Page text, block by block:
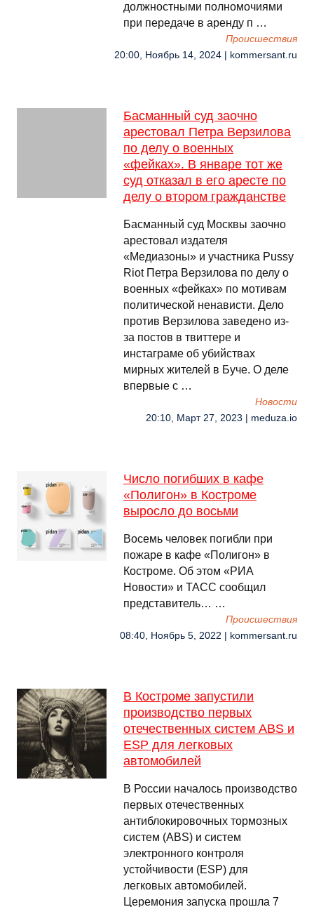
должностными полномочиями
при передаче в аренду п …
Происшествия
20:00, Ноябрь 14, 2024 | kommersant.ru
Басманный суд заочно
арестовал Петра Верзилова
по делу о военных
«фейках». В январе тот же
суд отказал в его аресте по
делу о втором гражданстве
Басманный суд Москвы заочно
арестовал издателя
«Медиазоны» и участника Pussy
Riot Петра Верзилова по делу о
военных «фейках» по мотивам
политической ненависти. Дело
против Верзилова заведено из-
за постов в твиттере и
инстаграме об убийствах
мирных жителей в Буче. О деле
впервые с …
Новости
20:10, Март 27, 2023 | meduza.io
Число погибших в кафе
«Полигон» в Костроме
выросло до восьми
Восемь человек погибли при
пожаре в кафе «Полигон» в
Костроме. Об этом «РИА
Новости» и ТАСС сообщил
представитель… …
Происшествия
08:40, Ноябрь 5, 2022 | kommersant.ru
В Костроме запустили
производство первых
отечественных систем ABS и
ESP для легковых
автомобилей
В России началось производство
первых отечественных
антиблокировочных тормозных
систем (ABS) и систем
электронного контроля
устойчивости (ESP) для
легковых автомобилей.
Церемония запуска прошла 7